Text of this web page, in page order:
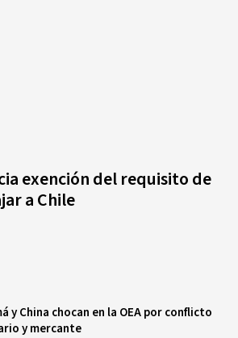
exención del requisito de
a Chile
y China chocan en la OEA por conflicto
y mercante